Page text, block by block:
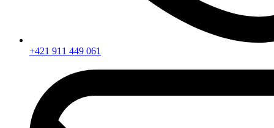
+421 911 449 061